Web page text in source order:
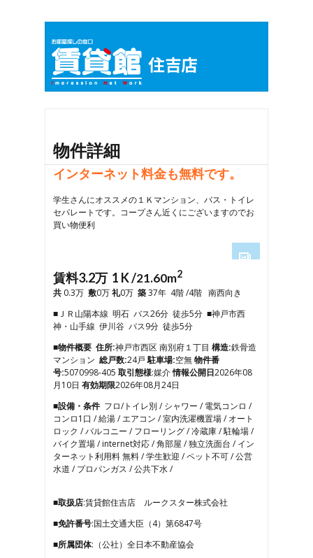
物件詳細
インターネット料金も無料です。
学生さんにオススメの１Ｋマンション、バス・トイレ
セパレートです。コープさん近くにございますのでお
買い物便利
4
6
7
8
11
12
13
14
15
賃料3.2万 1 K /21.60m2
共 0.3万 敷0万礼0万 築37年 4階 /4階 南西向き
■ＪＲ山陽本線 明石 バス26分 徒歩5分 ■神戸市西
神・山手線 伊川谷 バス9分 徒歩5分
■物件概要 住所:神戸市西区 南別府１丁目 構造:鉄骨造
マンション 総戸数:24戸駐車場:空無物件番
号:5070998-405 取引態様:媒介情報公開日2026年08
月10日 有効期限2026年08月24日
■設備・条件 フロ/トイレ別 / シャワー / 電気コンロ /
コンロ1口 / 給湯 / エアコン / 室内洗濯機置場 / オート
ロック / バルコニー / フローリング / 冷蔵庫 / 駐輪場 /
バイク置場 / internet対応 / 角部屋 / 独立洗面台 / イン
ターネット利用料 無料 / 学生歓迎 / ペット不可 / 公営
水道 / プロパンガス / 公共下水 /
■取扱店:賃貸館住吉店 ルークスター株式会社
■免許番号:国土交通大臣（4）第6847号
■所属団体:（公社）全日本不動産協会